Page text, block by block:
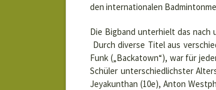
den internationalen
Die Bigband unterhielt das nach
Durch diverse Titel aus
Funk („Backatown“), war für
Schüler unterschiedlichster
Jeyakunthan (10e), Anton